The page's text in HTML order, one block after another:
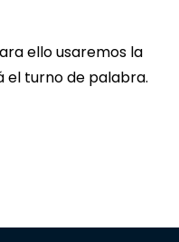
ello usaremos la
el turno de palabra.